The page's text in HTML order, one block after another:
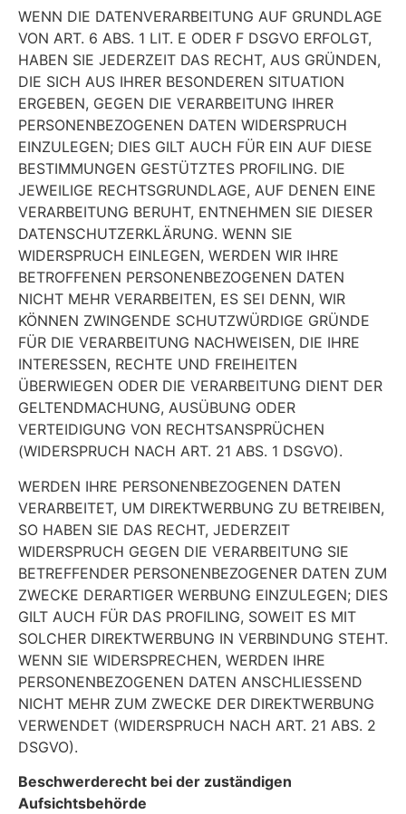
WENN DIE DATENVERARBEITUNG AUF GRUNDLAGE
VON ART. 6 ABS. 1 LIT. E ODER F DSGVO ERFOLGT,
HABEN SIE JEDERZEIT DAS RECHT, AUS GRÜNDEN,
DIE SICH AUS IHRER BESONDEREN SITUATION
ERGEBEN, GEGEN DIE VERARBEITUNG IHRER
PERSONENBEZOGENEN DATEN WIDERSPRUCH
EINZULEGEN; DIES GILT AUCH FÜR EIN AUF DIESE
BESTIMMUNGEN GESTÜTZTES PROFILING. DIE
JEWEILIGE RECHTSGRUNDLAGE, AUF DENEN EINE
VERARBEITUNG BERUHT, ENTNEHMEN SIE DIESER
DATENSCHUTZERKLÄRUNG. WENN SIE
WIDERSPRUCH EINLEGEN, WERDEN WIR IHRE
BETROFFENEN PERSONENBEZOGENEN DATEN
NICHT MEHR VERARBEITEN, ES SEI DENN, WIR
KÖNNEN ZWINGENDE SCHUTZWÜRDIGE GRÜNDE
FÜR DIE VERARBEITUNG NACHWEISEN, DIE IHRE
INTERESSEN, RECHTE UND FREIHEITEN
ÜBERWIEGEN ODER DIE VERARBEITUNG DIENT DER
GELTENDMACHUNG, AUSÜBUNG ODER
VERTEIDIGUNG VON RECHTSANSPRÜCHEN
(WIDERSPRUCH NACH ART. 21 ABS. 1 DSGVO).
WERDEN IHRE PERSONENBEZOGENEN DATEN
VERARBEITET, UM DIREKTWERBUNG ZU BETREIBEN,
SO HABEN SIE DAS RECHT, JEDERZEIT
WIDERSPRUCH GEGEN DIE VERARBEITUNG SIE
BETREFFENDER PERSONENBEZOGENER DATEN ZUM
ZWECKE DERARTIGER WERBUNG EINZULEGEN; DIES
GILT AUCH FÜR DAS PROFILING, SOWEIT ES MIT
SOLCHER DIREKTWERBUNG IN VERBINDUNG STEHT.
WENN SIE WIDERSPRECHEN, WERDEN IHRE
PERSONENBEZOGENEN DATEN ANSCHLIESSEND
NICHT MEHR ZUM ZWECKE DER DIREKTWERBUNG
VERWENDET (WIDERSPRUCH NACH ART. 21 ABS. 2
DSGVO).
Beschwerderecht bei der zuständigen
Aufsichtsbehörde